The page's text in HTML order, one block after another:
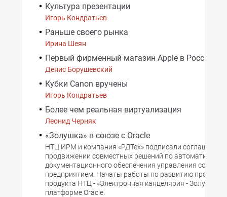
Культура презентации
Игорь Кондратьев
Раньше своего рынка
Ирина Шеян
Первый фирменный магазин Apple в России
Денис Борушевский
Кубки Canon вручены
Игорь Кондратьев
Более чем реальная виртуализация
Леонид Черняк
«Золушка» в союзе с Oracle
НТЦ ИРМ и компания «РДТех» подписали соглашение
продвижении совместных решений по автоматизации
документационного обеспечения управления
предприятием. Начаты работы по развитию
продукта НТЦ - «Электронная канцелярия - Золушка»
платформе Oracle.